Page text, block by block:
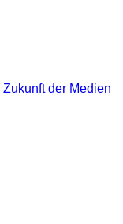
Zukunft der Medien